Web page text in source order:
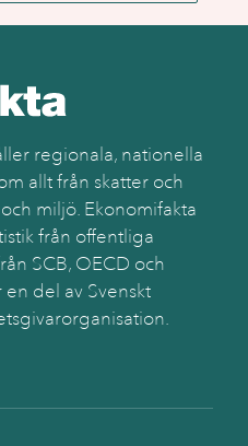
regionala, nationella
allt från skatter och
miljö. Ekonomifakta
från offentliga
SCB, OECD och
en del av Svenskt